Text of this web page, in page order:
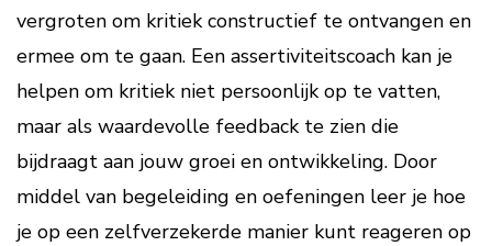
vergroten om kritiek constructief te ontvangen en
ermee om te gaan. Een assertiviteitscoach kan je
helpen om kritiek niet persoonlijk op te vatten,
maar als waardevolle feedback te zien die
bijdraagt aan jouw groei en ontwikkeling. Door
middel van begeleiding en oefeningen leer je hoe
je op een zelfverzekerde manier kunt reageren op